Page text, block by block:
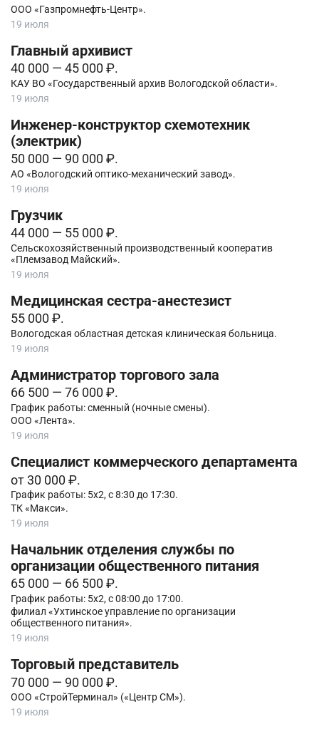
ООО «Газпромнефть-Центр».
19 июля
Главный архивист
40 000 — 45 000 ₽.
КАУ ВО «Государственный архив Вологодской области».
19 июля
Инженер-конструктор схемотехник
(электрик)
50 000 — 90 000 ₽.
АО «Вологодский оптико-механический завод».
19 июля
Грузчик
44 000 — 55 000 ₽.
Сельскохозяйственный производственный кооператив
«Племзавод Майский».
19 июля
Медицинская сестра-анестезист
55 000 ₽.
Вологодская областная детская клиническая больница.
19 июля
Администратор торгового зала
66 500 — 76 000 ₽.
График работы: сменный (ночные смены).
ООО «Лента».
19 июля
Специалист коммерческого департамента
от 30 000 ₽.
График работы: 5х2, с 8:30 до 17:30.
ТК «Макси».
19 июля
Начальник отделения службы по
организации общественного питания
65 000 — 66 500 ₽.
График работы: 5х2, с 08:00 до 17:00.
филиал «Ухтинское управление по организации
общественного питания».
19 июля
Торговый представитель
70 000 — 90 000 ₽.
ООО «СтройТерминал» («Центр СМ»).
19 июля